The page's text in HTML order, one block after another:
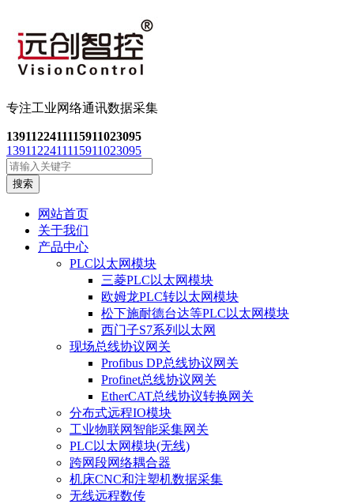
专注工业网络通讯数据采集
1391122411115911023095
1391122411115911023095
搜索
网站首页
关于我们
产品中心
PLC以太网模块
三菱PLC以太网模块
欧姆龙PLC转以太网模块
松下施耐德台达等PLC以太网模块
西门子S7系列以太网
现场总线协议网关
Profibus DP总线协议网关
Profinet总线协议网关
EtherCAT总线协议转换网关
分布式远程IO模块
工业物联网智能采集网关
PLC以太网模块(无线)
跨网段网络耦合器
机床CNC和注塑机数据采集
无线远程数传